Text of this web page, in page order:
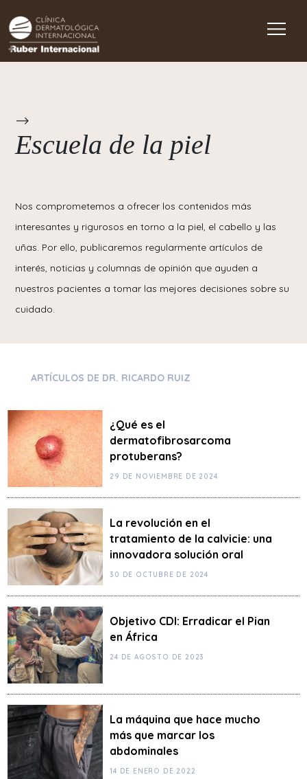
Main Navigation
-->
Escuela de la piel
Nos comprometemos a ofrecer los contenidos más
interesantes y rigurosos en torno a la piel, el cabello y las
uñas. Por ello, publicaremos regularmente artículos de
interés, noticias y columnas de opinión que ayuden a
nuestros pacientes a tomar las mejores decisiones sobre su
cuidado.
ARTÍCULOS DE DR. RICARDO RUIZ
¿Qué es el
dermatofibrosarcoma
protuberans?
29 DE NOVIEMBRE DE 2024
La revolución en el
tratamiento de la calvicie: una
innovadora solución oral
30 DE OCTUBRE DE 2024
Objetivo CDI: Erradicar el Pian
en África
24 DE AGOSTO DE 2023
La máquina que hace mucho
más que marcar los
abdominales
14 DE ENERO DE 2022